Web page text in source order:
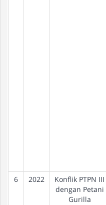
6 2022
Konflik PTPN III
dengan Petani
Gurilla